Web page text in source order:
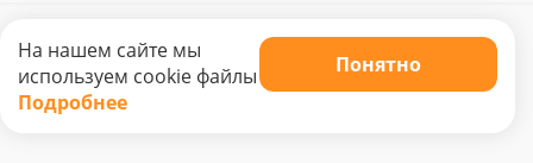
Copyright © 2025. Интернет-магазин «Dendra»
Не является публичной офертой. Цена может меняться.
На нашем сайте мы
используем cookie файлы
Подробнее
Понятно